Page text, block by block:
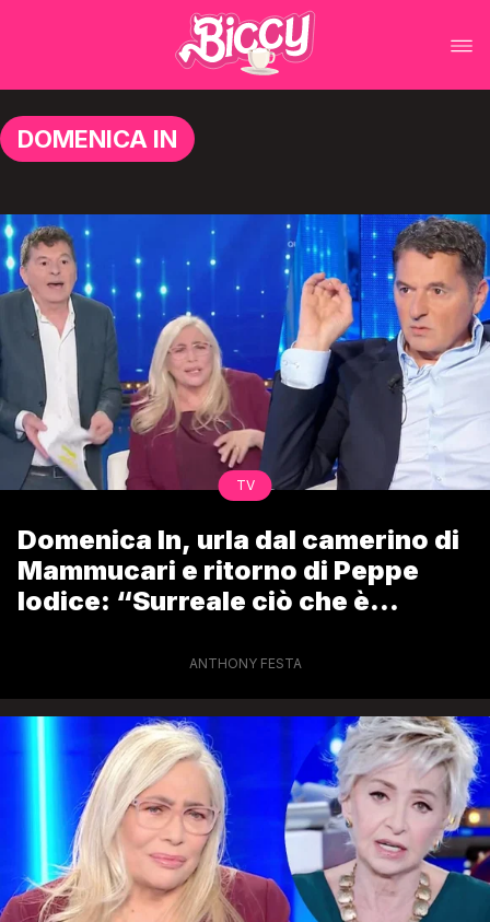
DOMENICA IN
TV
Domenica In, urla dal camerino di
Mammucari e ritorno di Peppe
Iodice: “Surreale ciò che è
ANTHONY FESTA